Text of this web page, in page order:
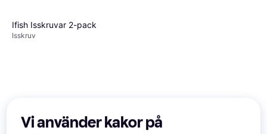
Ifish Isskruvar 2-pack
Isskruv
Vi använder kakor på